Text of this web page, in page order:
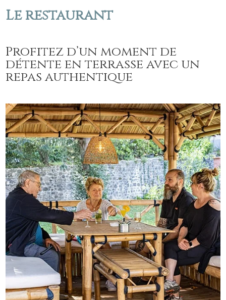
Le restaurant
Profitez d’un moment de
détente en terrasse avec un
repas authentique